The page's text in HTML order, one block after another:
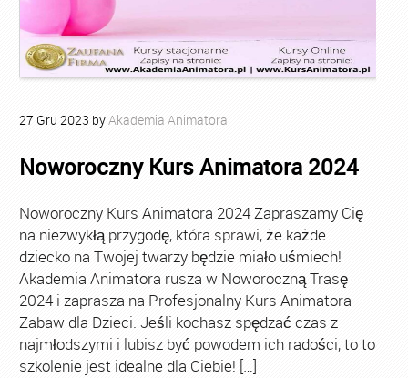
27 Gru 2023 byAkademia Animatora
Noworoczny Kurs Animatora 2024
Noworoczny Kurs Animatora 2024 Zapraszamy Cię
na niezwykłą przygodę, która sprawi, że każde
dziecko na Twojej twarzy będzie miało uśmiech!
Akademia Animatora rusza w Noworoczną Trasę
2024 i zaprasza na Profesjonalny Kurs Animatora
Zabaw dla Dzieci. Jeśli kochasz spędzać czas z
najmłodszymi i lubisz być powodem ich radości, to to
szkolenie jest idealne dla Ciebie! […]